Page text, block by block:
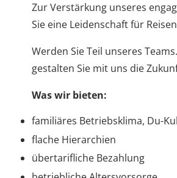
Zur Verstärkung unseres
Sie eine Leidenschaft für
Werden Sie Teil unseres
gestalten Sie mit uns die
Was wir bieten:
familiäres Betriebsklima, Du-
flache Hierarchien
übertarifliche Bezahlung